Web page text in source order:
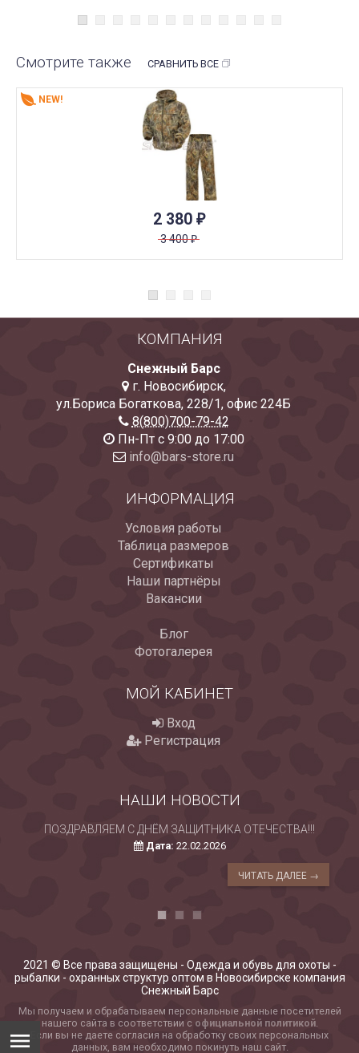
Смотрите также СРАВНИТЬ ВСЕ
2 380 ₽
3 400₽
NEW!
КОМПАНИЯ
Снежный Барс
г. Новосибирск,
ул.Бориса Богаткова, 228/1, офис 224Б
8(800)700-79-42
Пн-Пт с 9:00 до 17:00
info@bars-store.ru
ИНФОРМАЦИЯ
Условия работы
Таблица размеров
Сертификаты
Наши партнёры
Вакансии
Блог
Фотогалерея
МОЙ КАБИНЕТ
Вход
Регистрация
НАШИ НОВОСТИ
ПОЗДРАВЛЯЕМ С ДНЁМ ЗАЩИТНИКА ОТЕЧЕСТВА!!!
Дата: 22.02.2026
ЧИТАТЬ ДАЛЕЕ →
2021 © Все права защищены - Одежда и обувь для охоты -
рыбалки - охранных структур оптом в Новосибирске компания
Снежный Барс
Мы получаем и обрабатываем персональные данные посетителей
нашего сайта в соответствии с официальной политикой.
Если вы не даете согласия на обработку своих персональных
данных, вам необходимо покинуть наш сайт.